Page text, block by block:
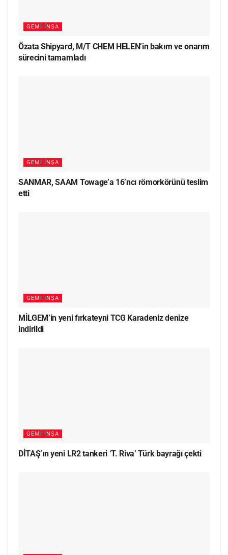
GEMI İNŞA
Özata Shipyard, M/T CHEM HELEN’in bakım ve onarım
sürecini tamamladı
GEMI İNŞA
SANMAR, SAAM Towage’a 16’ncı römorkörünü teslim
etti
GEMI İNŞA
MİLGEM’in yeni fırkateyni TCG Karadeniz denize
indirildi
GEMI İNŞA
DİTAŞ’ın yeni LR2 tankeri ‘T. Riva’ Türk bayrağı çekti